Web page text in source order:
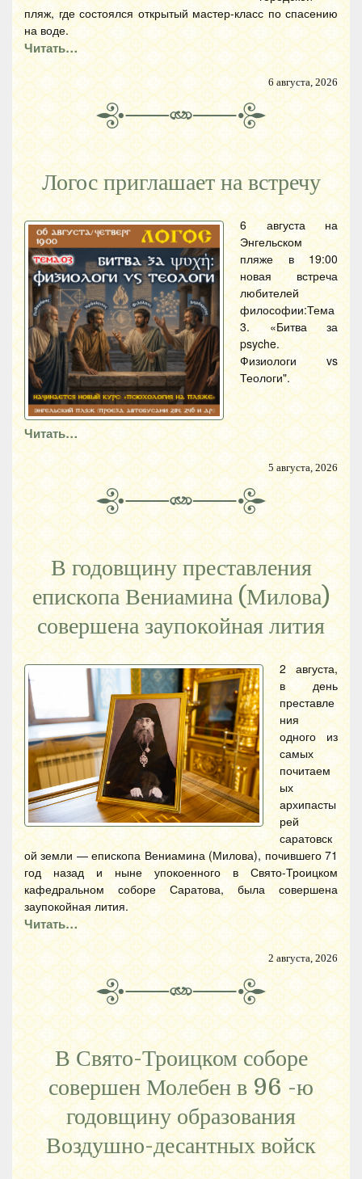
пляж, где состоялся открытый мастер-класс по спасению
на воде.
Читать…
6 августа, 2026
Логос приглашает на встречу
6 августа на
Энгельском
пляже в 19:00
новая встреча
любителей
философии:Тема
3. «Битва за
psyche.
Физиологи vs
Теологи".
Читать…
5 августа, 2026
В годовщину преставления
епископа Вениамина (Милова)
совершена заупокойная лития
2 августа,
в день
преставле
ния
одного из
самых
почитаем
ых
архипасты
рей
саратовск
ой земли — епископа Вениамина (Милова), почившего 71
год назад и ныне упокоенного в Свято-Троицком
кафедральном соборе Саратова, была совершена
заупокойная лития.
Читать…
2 августа, 2026
В Свято-Троицком соборе
совершен Молебен в 96 -ю
годовщину образования
Воздушно-десантных войск